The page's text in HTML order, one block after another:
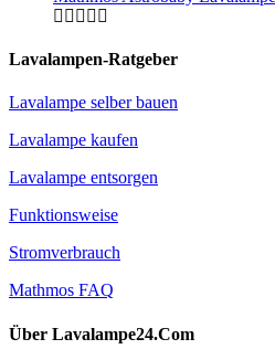
Lavalampen-Ratgeber
Lavalampe selber bauen
Lavalampe kaufen
Lavalampe entsorgen
Funktionsweise
Stromverbrauch
Mathmos FAQ
Über Lavalampe24.Com